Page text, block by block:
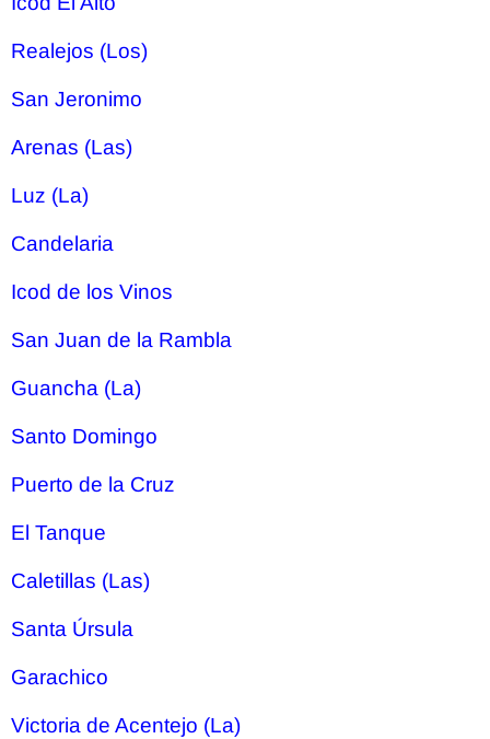
Realejos (Los)
San Jeronimo
Arenas (Las)
Luz (La)
Candelaria
Icod de los Vinos
San Juan de la Rambla
Guancha (La)
Santo Domingo
Puerto de la Cruz
El Tanque
Caletillas (Las)
Santa Úrsula
Garachico
Victoria de Acentejo (La)